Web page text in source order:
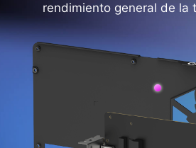
rendimiento general de la